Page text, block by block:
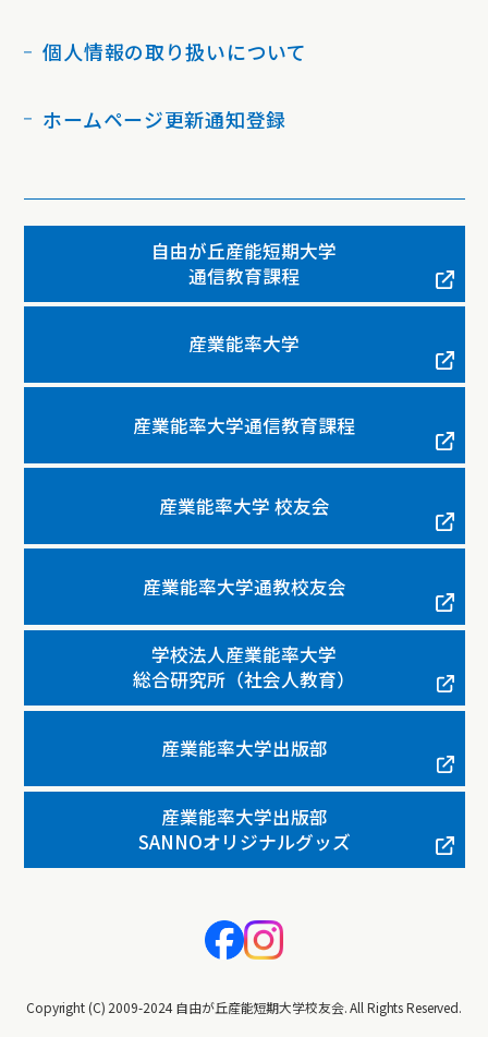
個人情報の取り扱いについて
ホームページ更新通知登録
自由が丘産能短期大学
通信教育課程
産業能率大学
産業能率大学通信教育課程
産業能率大学 校友会
産業能率大学通教校友会
学校法人産業能率大学
総合研究所（社会人教育）
産業能率大学出版部
産業能率大学出版部
SANNOオリジナルグッズ
Copyright (C) 2009-2024 自由が丘産能短期大学校友会. All Rights Reserved.